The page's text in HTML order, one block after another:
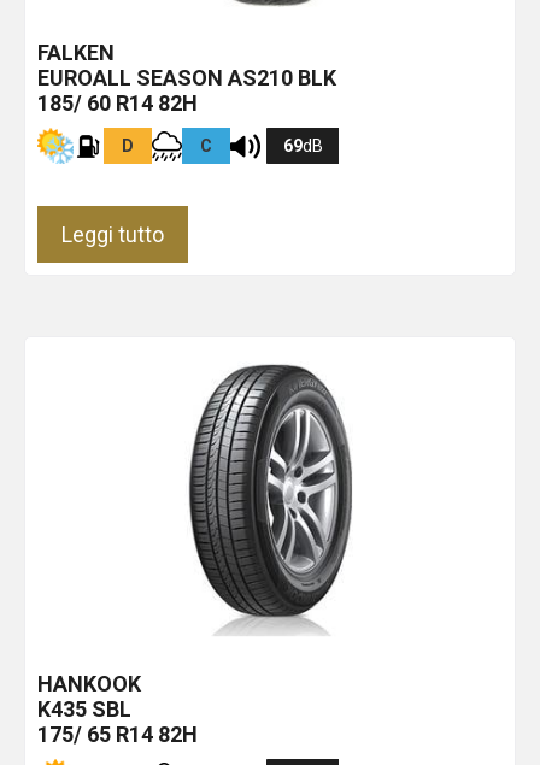
FALKEN
EUROALL SEASON AS210 BLK
185/ 60 R14 82H
D C 69dB
Leggi tutto
HANKOOK
K435 SBL
175/ 65 R14 82H